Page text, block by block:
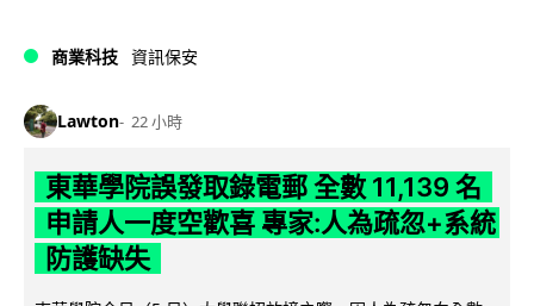
商業科技 資訊保安
Lawton 22 小時
東華學院誤發取錄電郵 全數 11,139 名
申請人一度空歡喜 專家:人為疏忽+系統
防護缺失